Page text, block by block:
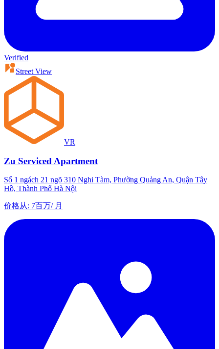
Verified
Street View
VR
Zu Serviced Apartment
Số 1 ngách 21 ngõ 310 Nghi Tàm, Phường Quảng An, Quận Tây
Hồ, Thành Phố Hà Nội
价格从: 7百万/月